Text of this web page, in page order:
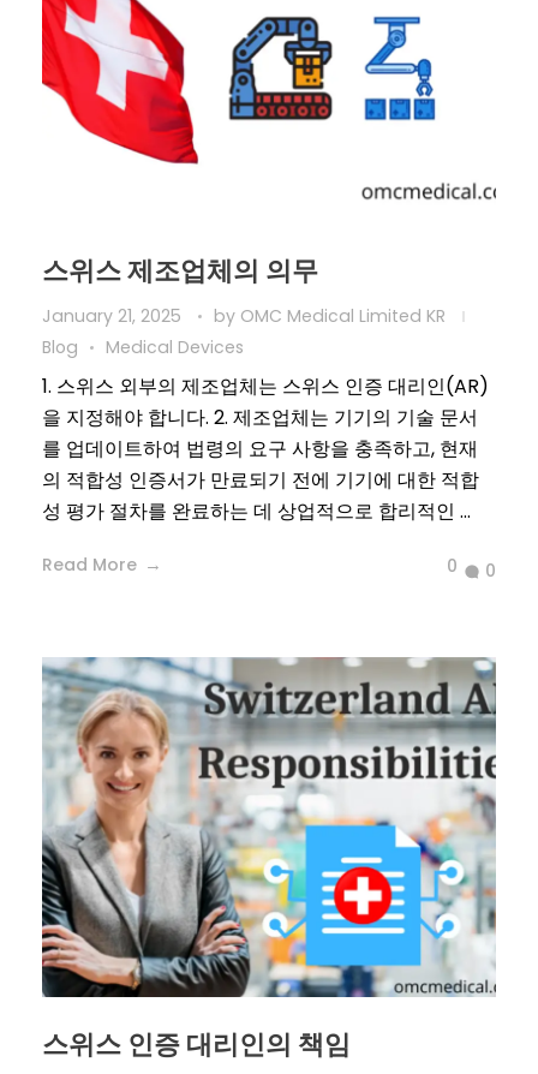
스위스 제조업체의 의무
January 21, 2025 by OMC Medical Limited KR
Blog
Medical Devices
1. 스위스 외부의 제조업체는 스위스 인증 대리인(AR)
을 지정해야 합니다. 2. 제조업체는 기기의 기술 문서
를 업데이트하여 법령의 요구 사항을 충족하고, 현재
의 적합성 인증서가 만료되기 전에 기기에 대한 적합
성 평가 절차를 완료하는 데 상업적으로 합리적인 ...
Read More 0 0
스위스 인증 대리인의 책임